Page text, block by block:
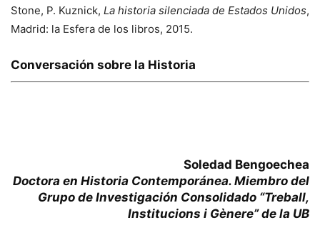
Stone, P. Kuznick, La historia silenciada de Estados Unidos,
Madrid: la Esfera de los libros, 2015.
Conversación sobre la Historia
Soledad Bengoechea
Doctora en Historia Contemporánea. Miembro del
Grupo de Investigación Consolidado “Treball,
Institucions i Gènere” de la UB